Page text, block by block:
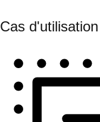
Cas d'utilisation